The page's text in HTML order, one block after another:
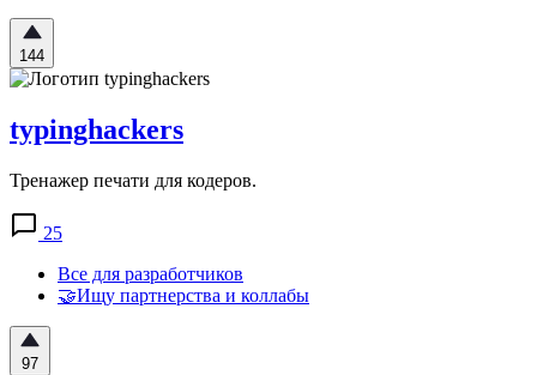
144
typinghackers
Тренажер печати для кодеров.
25
Все для разработчиков
🤝Ищу партнерства и коллабы
97